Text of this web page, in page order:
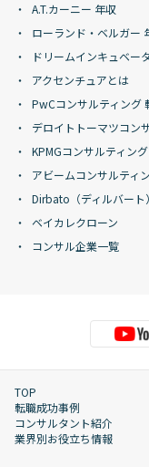
A.T.カーニー 年収
ローランド・ベルガー
ドリームインキュベー
アクセンチュアとは
PwCコンサルティング
デロイトトーマツコン
KPMGコンサルティン
アビームコンサルティ
Dirbato（ディルバート）
ベイカレクローン
コンサル企業一覧
TOP
転職成功事例
コンサルタント紹介
業界別お役立ち情報